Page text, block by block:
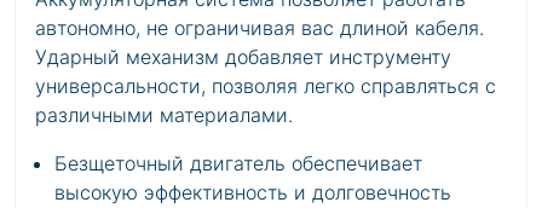
автономно, не ограничивая вас длиной кабеля.
Ударный механизм добавляет инструменту
универсальности, позволяя легко справляться с
различными материалами.
Безщеточный двигатель обеспечивает
высокую эффективность и долговечность